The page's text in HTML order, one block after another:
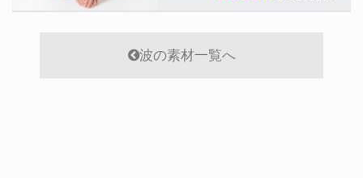
波の素材一覧へ